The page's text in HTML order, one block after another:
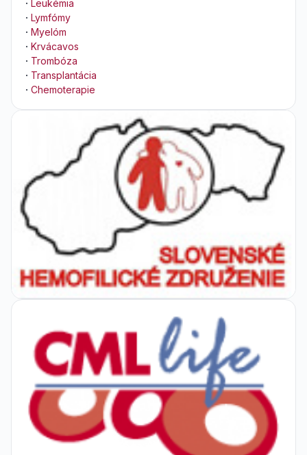
· Leukémia
· Lymfómy
· Myelóm
· Krvácavos
· Trombóza
· Transplantácia
· Chemoterapie